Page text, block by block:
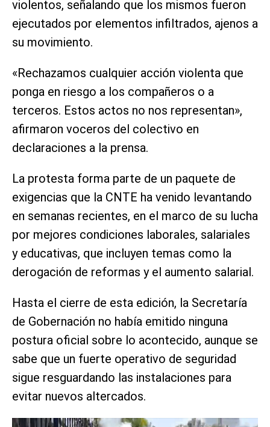
violentos, señalando que los mismos fueron
ejecutados por elementos infiltrados, ajenos a
su movimiento.
«Rechazamos cualquier acción violenta que
ponga en riesgo a los compañeros o a
terceros. Estos actos no nos representan»,
afirmaron voceros del colectivo en
declaraciones a la prensa.
La protesta forma parte de un paquete de
exigencias que la CNTE ha venido levantando
en semanas recientes, en el marco de su lucha
por mejores condiciones laborales, salariales
y educativas, que incluyen temas como la
derogación de reformas y el aumento salarial.
Hasta el cierre de esta edición, la Secretaría
de Gobernación no había emitido ninguna
postura oficial sobre lo acontecido, aunque se
sabe que un fuerte operativo de seguridad
sigue resguardando las instalaciones para
evitar nuevos altercados.